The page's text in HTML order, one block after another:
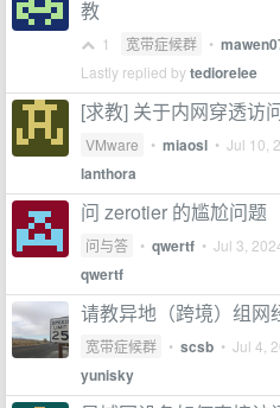
教
1 宽带症候群 •
Lastly replied bytediorelee
[求教] 关于内网穿透访
VMware • miaosl • Jul 10,
lanthora
问 zerotier 的尴尬问题
问与答 • qwertf • Jul 3,
qwertf
请教异地（跨境）组网
宽带症候群 • scsb • Jul 4,
yunisky